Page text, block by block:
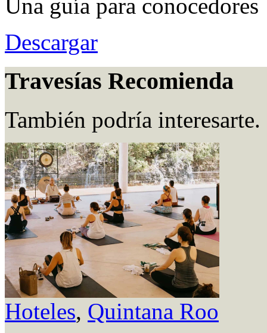
Una guía para conocedores
Descargar
Travesías Recomienda
También podría interesarte.
Hoteles, Quintana Roo